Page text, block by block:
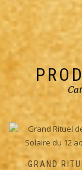
FORMATION